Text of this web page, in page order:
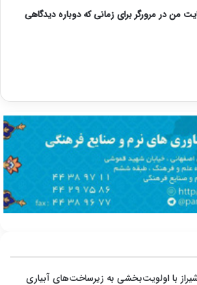
من در مرورگر برای زمانی که دوباره دیدگاهی
با اولویت‌بخشی به زیرساخت‌های آبیاری